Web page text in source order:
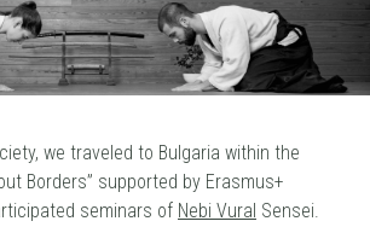
we traveled to Bulgaria within the
Borders” supported by Erasmus+
seminars of Nebi Vural Sensei.